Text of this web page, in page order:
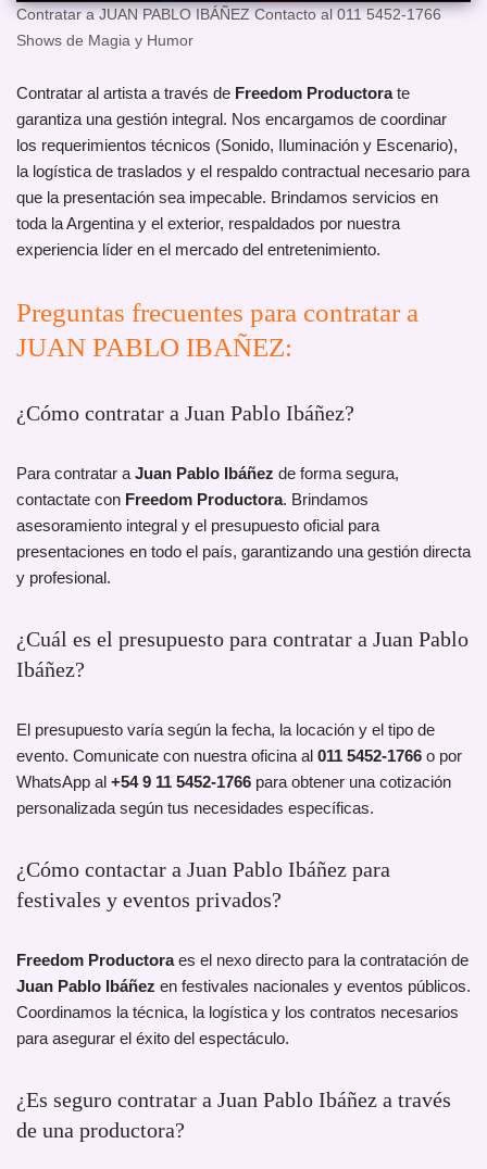
Contratar a JUAN PABLO IBÁÑEZ Contacto al 011 5452-1766
Shows de Magia y Humor
Contratar al artista a través de Freedom Productorate
garantiza una gestión integral. Nos encargamos de coordinar
los requerimientos técnicos (Sonido, Iluminación y Escenario),
la logística de traslados y el respaldo contractual necesario para
que la presentación sea impecable. Brindamos servicios en
toda la Argentina y el exterior, respaldados por nuestra
experiencia líder en el mercado del entretenimiento.
Preguntas frecuentes para contratar a
JUAN PABLO IBAÑEZ:
¿Cómo contratar a Juan Pablo Ibáñez?
Para contratar a Juan Pablo Ibáñez de forma segura,
contactate con Freedom Productora. Brindamos
asesoramiento integral y el presupuesto oficial para
presentaciones en todo el país, garantizando una gestión directa
y profesional.
¿Cuál es el presupuesto para contratar a Juan Pablo
Ibáñez?
El presupuesto varía según la fecha, la locación y el tipo de
evento. Comunicate con nuestra oficina al 011 5452-1766 o por
WhatsApp al +54 9 11 5452-1766 para obtener una cotización
personalizada según tus necesidades específicas.
¿Cómo contactar a Juan Pablo Ibáñez para
festivales y eventos privados?
Freedom Productoraes el nexo directo para la contratación de
Juan Pablo Ibáñez en festivales nacionales y eventos públicos.
Coordinamos la técnica, la logística y los contratos necesarios
para asegurar el éxito del espectáculo.
¿Es seguro contratar a Juan Pablo Ibáñez a través
de una productora?